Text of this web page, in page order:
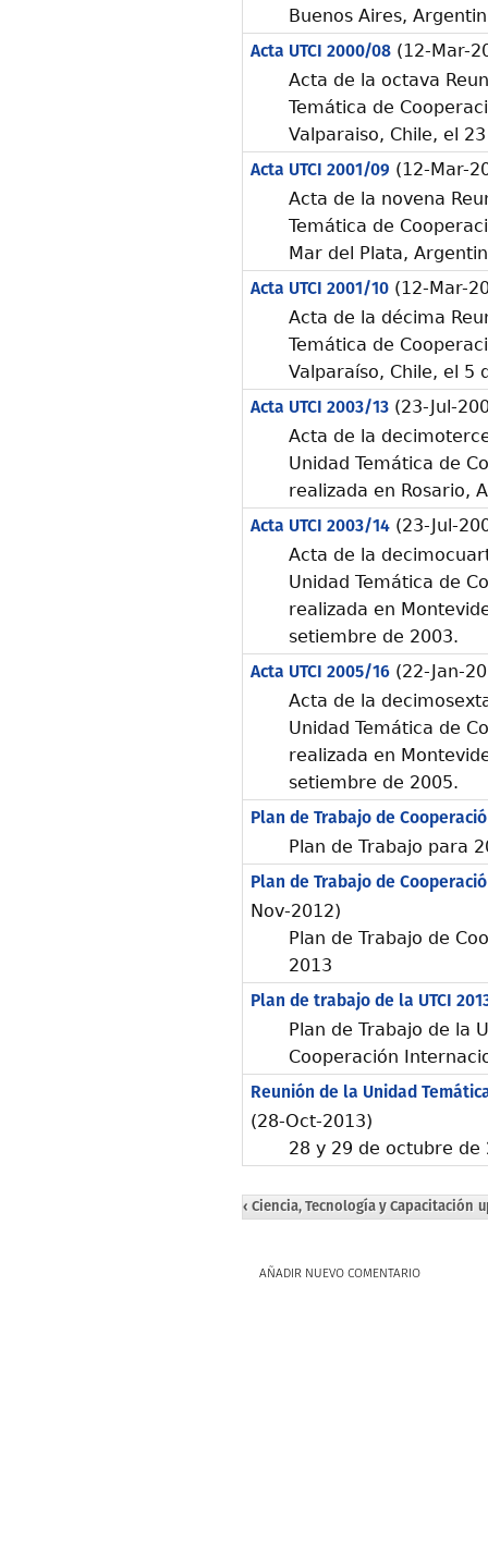
Buenos Aires,
Acta UTCI 2000/08(12-Mar-
Acta de la octava
Temática de
Valparaiso, Chile, el
Acta UTCI 2001/09 (12-Mar-
Acta de la novena
Temática de
Mar del Plata,
Acta UTCI 2001/10(12-Mar-
Acta de la décima
Temática de
Valparaíso, Chile, el 5
Acta UTCI 2003/13(23-Jul-
Acta de la
Unidad Temática de
realizada en Rosario,
Acta UTCI 2003/14(23-Jul-
Acta de la
Unidad Temática de
realizada en
setiembre de 2003.
Acta UTCI 2005/16(22-Jan-
Acta de la
Unidad Temática de
realizada en
setiembre de 2005.
Plan de Trabajo de
Plan de Trabajo para
Plan de Trabajo de
Nov-2012)
Plan de Trabajo de
2013
Plan de trabajo de la UTCI
Plan de Trabajo de la
Cooperación
Reunión de la Unidad
(28-Oct-2013)
28 y 29 de octubre de
‹ Ciencia, Tecnología y Capacitación
AÑADIR NUEVO COMENTARIO